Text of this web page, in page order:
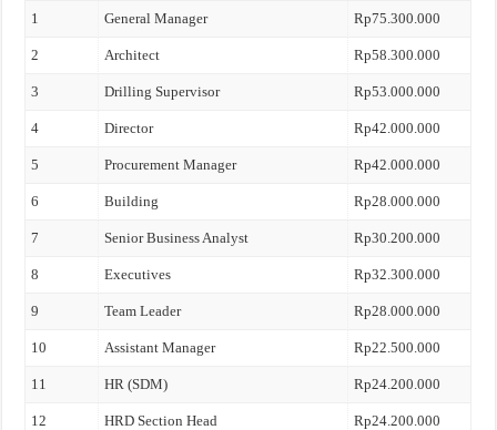
1 General Manager Rp75.300.000
2 Architect Rp58.300.000
3 Drilling Supervisor Rp53.000.000
4 Director Rp42.000.000
5 Procurement Manager Rp42.000.000
6 Building Rp28.000.000
7 Senior Business Analyst Rp30.200.000
8 Executives Rp32.300.000
9 Team Leader Rp28.000.000
10 Assistant Manager Rp22.500.000
11 HR (SDM) Rp24.200.000
12 HRD Section Head Rp24.200.000